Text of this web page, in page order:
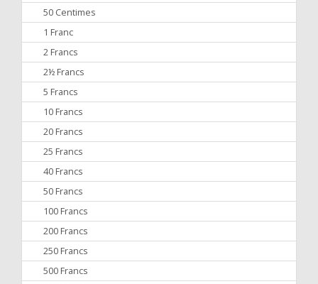
50 Centimes
1 Franc
2 Francs
2½ Francs
5 Francs
10 Francs
20 Francs
25 Francs
40 Francs
50 Francs
100 Francs
200 Francs
250 Francs
500 Francs